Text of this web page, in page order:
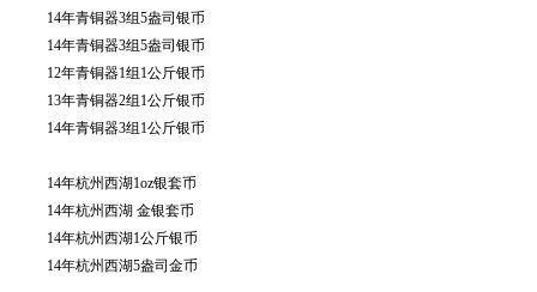
14年青铜器3组5盎司银币
14年青铜器3组5盎司银币
12年青铜器1组1公斤银币
13年青铜器2组1公斤银币
14年青铜器3组1公斤银币
14年杭州西湖1oz银套币
14年杭州西湖 金银套币
14年杭州西湖1公斤银币
14年杭州西湖5盎司金币